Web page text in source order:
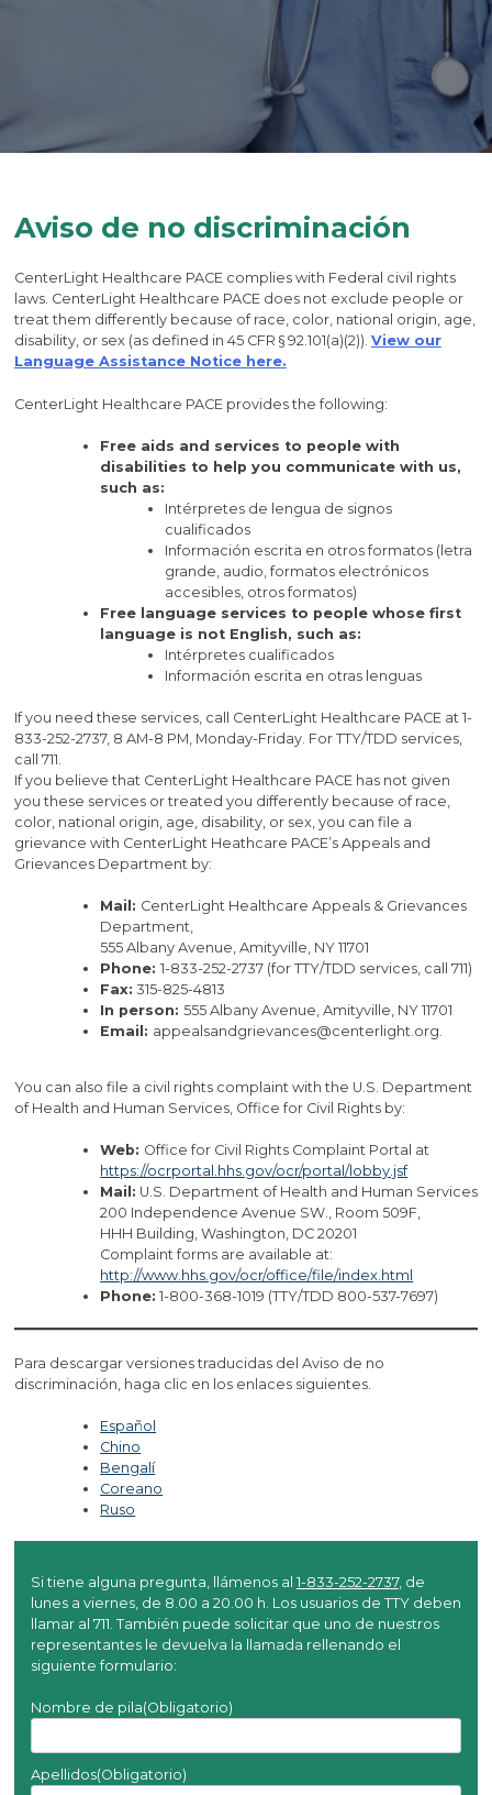
Aviso de no discriminación
CenterLight Healthcare PACE complies with Federal civil rights
laws. CenterLight Healthcare PACE does not exclude people or
treat them differently because of race, color, national origin, age,
disability, or sex (as defined in 45 CFR § 92.101(a)(2)). View our
Language Assistance Notice here.
CenterLight Healthcare PACE provides the following:
Free aids and services to people with
disabilities to help you communicate with us,
such as:
Intérpretes de lengua de signos
cualificados
Información escrita en otros formatos (letra
grande, audio, formatos electrónicos
accesibles, otros formatos)
Free language services to people whose first
language is not English, such as:
Intérpretes cualificados
Información escrita en otras lenguas
If you need these services, call CenterLight Healthcare PACE at 1-
833-252-2737, 8 AM-8 PM, Monday-Friday. For TTY/TDD services,
call 711.
If you believe that CenterLight Healthcare PACE has not given
you these services or treated you differently because of race,
color, national origin, age, disability, or sex, you can file a
grievance with CenterLight Heathcare PACE’s Appeals and
Grievances Department by:
Mail: CenterLight Healthcare Appeals & Grievances
Department,
555 Albany Avenue, Amityville, NY 11701
Phone:1-833-252-2737 (for TTY/TDD services, call 711)
Fax: 315-825-4813
In person:555 Albany Avenue, Amityville, NY 11701
Email: appealsandgrievances@centerlight.org.
You can also file a civil rights complaint with the U.S. Department
of Health and Human Services, Office for Civil Rights by:
Web: Office for Civil Rights Complaint Portal at
https://ocrportal.hhs.gov/ocr/portal/lobby.jsf
Mail: U.S. Department of Health and Human Services
200 Independence Avenue SW., Room 509F,
HHH Building, Washington, DC 20201
Complaint forms are available at:
http://www.hhs.gov/ocr/office/file/index.html
Phone: 1-800-368-1019 (TTY/TDD 800-537-7697)
Para descargar versiones traducidas del Aviso de no
discriminación, haga clic en los enlaces siguientes.
Español
Chino
Bengalí
Coreano
Ruso
Si tiene alguna pregunta, llámenos al 1-833-252-2737, de
lunes a viernes, de 8.00 a 20.00 h. Los usuarios de TTY deben
llamar al 711. También puede solicitar que uno de nuestros
representantes le devuelva la llamada rellenando el
siguiente formulario:
Nombre de pila(Obligatorio)
Apellidos(Obligatorio)